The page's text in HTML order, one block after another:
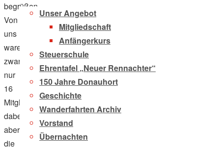
Unser Angebot
Mitgliedschaft
Anfängerkurs
Steuerschule
Ehrentafel „Neuer Rennachter“
150 Jahre Donauhort
Geschichte
Wanderfahrten Archiv
Vorstand
Übernachten
begrüßen.
Von
uns
waren
zwar
nur
16
Mitglieder
dabei,
aber
die